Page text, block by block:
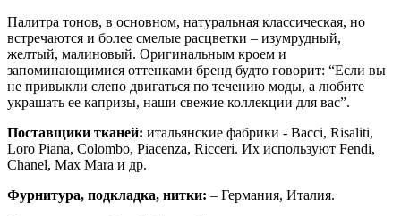
Палитра тонов, в основном, натуральная классическая, но
встречаются и более смелые расцветки – изумрудный,
желтый, малиновый. Оригинальным кроем и
запоминающимися оттенками бренд будто говорит: “Если вы
не привыкли слепо двигаться по течению моды, а любите
украшать ее капризы, наши свежие коллекции для вас”.
Поставщики тканей: итальянские фабрики - Bacci, Risaliti,
Loro Piana, Colombo, Piacenza, Ricceri. Их используют Fendi,
Chanel, Max Mara и др.
Фурнитура, подкладка, нитки: – Германия, Италия.